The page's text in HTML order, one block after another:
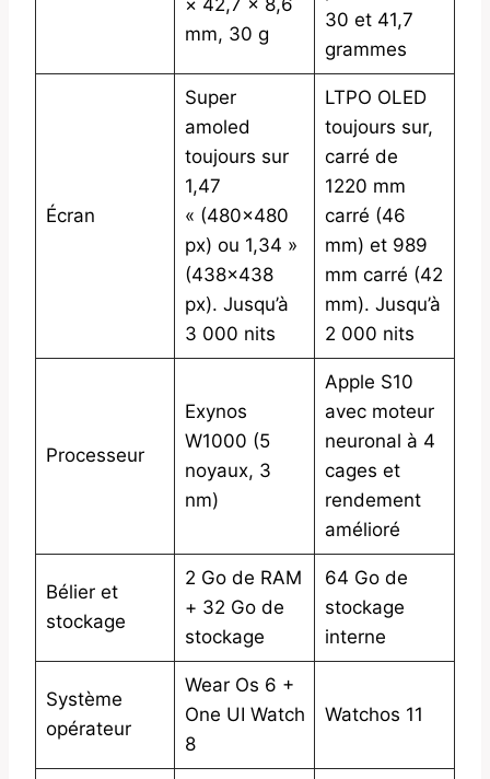
mm, 30 g
30 et 41,7
grammes
Écran
Super
amoled
toujours sur
1,47
« (480×480
px) ou 1,34 »
(438×438
px). Jusqu’à
3 000 nits
LTPO OLED
toujours sur,
carré de
1220 mm
carré (46
mm) et 989
mm carré (42
mm). Jusqu’à
2 000 nits
Processeur
Exynos
W1000 (5
noyaux, 3
nm)
Apple S10
avec moteur
neuronal à 4
cages et
rendement
amélioré
Bélier et
stockage
2 Go de RAM
+ 32 Go de
stockage
64 Go de
stockage
interne
Système
opérateur
Wear Os 6 +
One UI Watch
8
Watchos 11